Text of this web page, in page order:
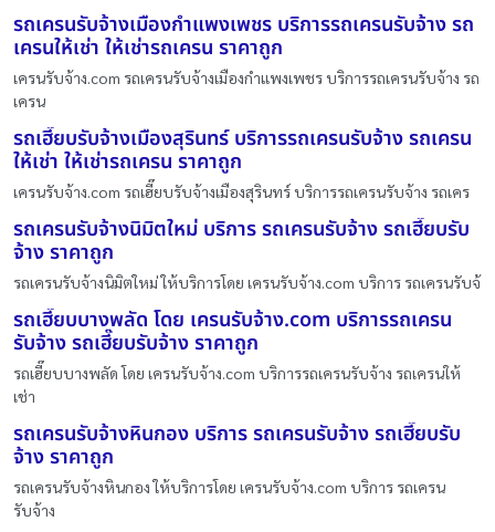
รถเครนรับจ้างเมืองกำแพงเพชร บริการรถเครนรับจ้าง รถ
เครนให้เช่า ให้เช่ารถเครน ราคาถูก
เครนรับจ้าง.com รถเครนรับจ้างเมืองกำแพงเพชร บริการรถเครนรับจ้าง รถ
เครน
รถเฮี๊ยบรับจ้างเมืองสุรินทร์ บริการรถเครนรับจ้าง รถเครน
ให้เช่า ให้เช่ารถเครน ราคาถูก
เครนรับจ้าง.com รถเฮี๊ยบรับจ้างเมืองสุรินทร์ บริการรถเครนรับจ้าง รถเคร
รถเครนรับจ้างนิมิตใหม่ บริการ รถเครนรับจ้าง รถเฮี๊ยบรับ
จ้าง ราคาถูก
รถเครนรับจ้างนิมิตใหม่ ให้บริการโดย เครนรับจ้าง.com บริการ รถเครนรับจ้
รถเฮี๊ยบบางพลัด โดย เครนรับจ้าง.com บริการรถเครน
รับจ้าง รถเฮี๊ยบรับจ้าง ราคาถูก
รถเฮี๊ยบบางพลัด โดย เครนรับจ้าง.com บริการรถเครนรับจ้าง รถเครนให้
เช่า
รถเครนรับจ้างหินกอง บริการ รถเครนรับจ้าง รถเฮี๊ยบรับ
จ้าง ราคาถูก
รถเครนรับจ้างหินกอง ให้บริการโดย เครนรับจ้าง.com บริการ รถเครน
รับจ้าง